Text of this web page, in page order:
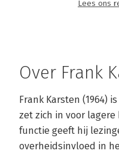
Lees ons
Over Frank
Frank Karsten (1964)
zet zich in voor
functie geeft hij
overheidsinvloed in